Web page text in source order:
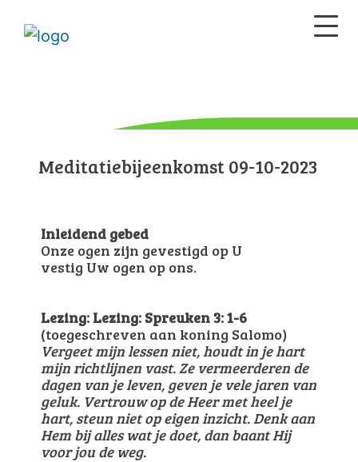
Meditatiebijeenkomst 09-10-2023
Inleidend gebed
Onze ogen zijn gevestigd op U
vestig Uw ogen op ons.
Lezing: Lezing: Spreuken 3: 1-6
(toegeschreven aan koning Salomo)
Vergeet mijn lessen niet, houdt in je hart
mijn richtlijnen vast. Ze vermeerderen de
dagen van je leven, geven je vele jaren van
geluk. Vertrouw op de Heer met heel je
hart, steun niet op eigen inzicht. Denk aan
Hem bij alles wat je doet, dan baant Hij
voor jou de weg.